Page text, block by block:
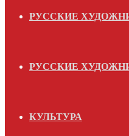
РУССКИЕ
РУССКИЕ
КУЛЬТУРА